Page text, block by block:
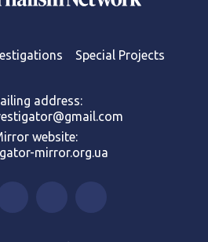
Special Projects
address:
website:
mirror.org.ua